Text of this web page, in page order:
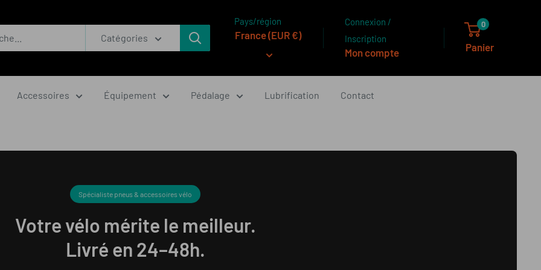
Catégories
Pays/région
France (EUR €)
Connexion /
Inscription
Mon compte
0
Panier
Accessoires Équipement Pédalage Lubrification Contact
Spécialiste pneus & accessoires vélo
Votre vélo mérite le meilleur.
Livré en 24–48h.